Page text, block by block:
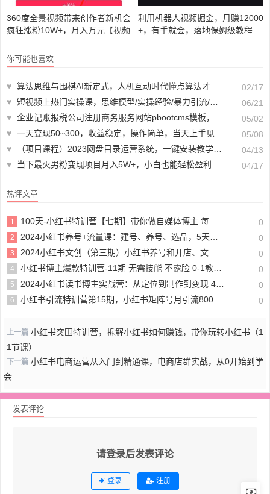
360度全景视频带来创作者新机会
疯狂涨粉10W+，月入万元【视频
利用机器人视频掘金，月赚12000
+，有手就会，落地保姆级教程
你可能也喜欢
♥ 算法思维与围棋AI新定式，人机互动时代懂点算法才能赢（22节完整版）
02/17
♥ 短视频上热门实操课，思维模型/实操经验/暴力引流/后端变现（11节）
06/21
♥ 企业记账报税公司注册商务服务网站pbootcms模板，财务会计类网站搭建【源码+教程】
05/02
♥ 一天变现50~300，收益稳定，操作简单，当天上手见收益！
05/08
♥
（项目课程）2023网盘目录运营系统，一键安装教学，一共支持约30款云盘
04/13
♥
当下最火男粉变现项目月入5W+，小白也能轻松盈利 04/17
热评文章
1 100天-小红书特训营【七期】带你做自媒体博主 每月多赚4位数 IP账号全指南 0
2 2024小红书养号+流量课：建号、养号、选品，5天多款打爆全流程 0
3 2024小红书文创（第三期）小红书养号和开店、文创货盘、排名优化、直播带货卖文创等 0
4 小红书博主爆款特训营-11期 无需技能 不露脸 0-1教你做爆款 涨粉 引流 变现 0
5 2024小红书读书博主实战营：从定位到制作到变现 42天玩转小红书 0
6 小红书引流特训营第15期，小红书矩阵号月引流80000+到微信（10节课） 0
上一篇 小红书突围特训营，拆解小红书如何赚钱，带你玩转小红书（1
1节课）
下一篇 小红书电商运营从入门到精通课，电商店群实战，从0开始到学
会
发表评论
请登录后发表评论
登录 注册